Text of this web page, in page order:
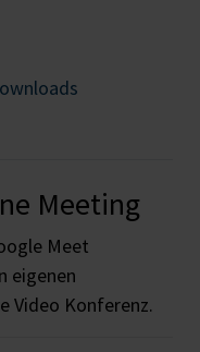
Meeting
Meet
eigenen
Video Konferenz.